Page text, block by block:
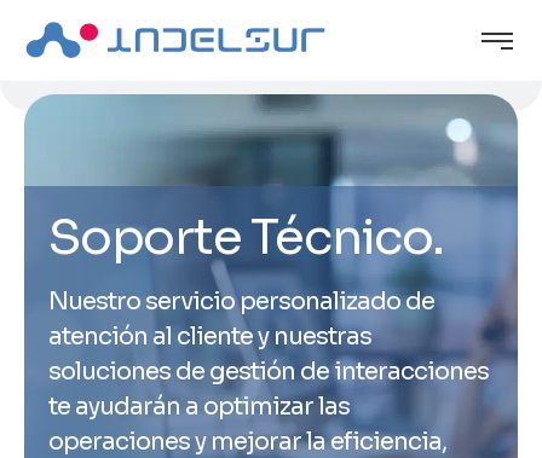
Soporte Técnico.
Nuestro servicio personalizado de
atención al cliente y nuestras
soluciones de gestión de interacciones
te ayudarán a optimizar las
operaciones y mejorar la eficiencia,